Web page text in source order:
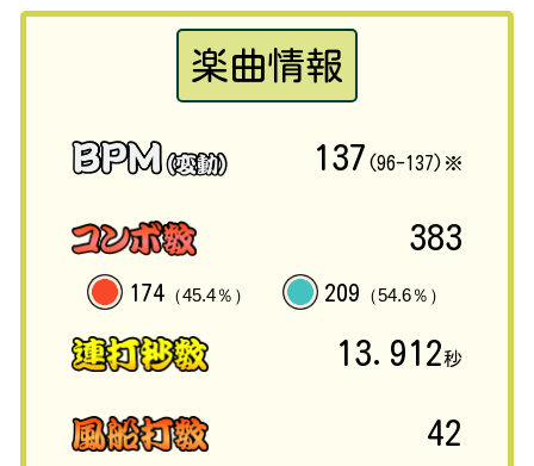
楽曲情報
137 (96-137)※
383
174 （45.4％） 209 （54.6％）
13.912秒
42